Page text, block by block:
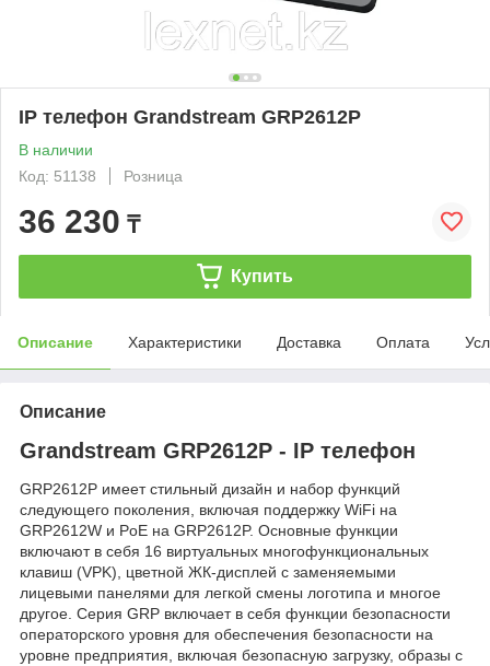
IP телефон Grandstream GRP2612P
В наличии
Код: 51138
Розница
36 230 ₸
Купить
Описание Характеристики Доставка Оплата
Описание
Grandstream GRP2612P - IP телефон
GRP2612P имеет стильный дизайн и набор функций
следующего поколения, включая поддержку WiFi на
GRP2612W и PoE на GRP2612P. Основные функции
включают в себя 16 виртуальных многофункциональных
клавиш (VPK), цветной ЖК-дисплей с заменяемыми
лицевыми панелями для легкой смены логотипа и многое
другое. Серия GRP включает в себя функции безопасности
операторского уровня для обеспечения безопасности на
уровне предприятия, включая безопасную загрузку, образы с